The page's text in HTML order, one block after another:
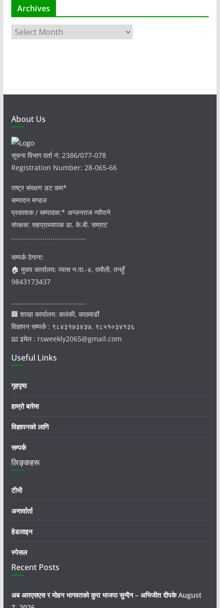
Archives
r
s
About Us
सूचना विभाग दर्ता नं: 2386/077-078
Registration Number: 28-065-66
राष्ट्र संरक्षण डट कम*
सम्पादन मण्डल
प्रकाशक / सम्पादक:* अन्जनराज न्यौपाने
संरक्षक: सहप्राध्यापक डा. के.बी. सम्राट
......................................
सम्पर्क ठेगाना:
🏠 मुख्य कार्यालय: व्यास न.पा.-४, दमौली, तनहुँ
9843173437
......................................
🏢 शाखा कार्यालय: कलंकी, काठमाडौं
विज्ञापन सम्पर्क : ९८४३१७३४३७, ९८५१०३४१३६
📧 इमेल : rsweekly2065@gmail.com
Useful Links
गृहपृष्ठ
हाम्रो बारेमा
विज्ञापनको लागि
सम्पर्क
लिङ्कहरू
टीभी
अन्तर्वार्ता
हेडलाइन
स्पेसल
Recent Posts
अब आरएसएस र मोहन भागवतको कुरा भाजपा सुन्दैन – अभिजीत दीपके August